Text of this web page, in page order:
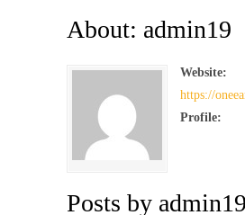
About: admin19
Website:
https://
Profile:
Posts by